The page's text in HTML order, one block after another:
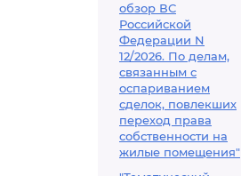
обзор ВС
Российской
Федерации N
12/2026. По делам,
связанным с
оспариванием
сделок, повлекших
переход права
собственности на
жилые помещения"